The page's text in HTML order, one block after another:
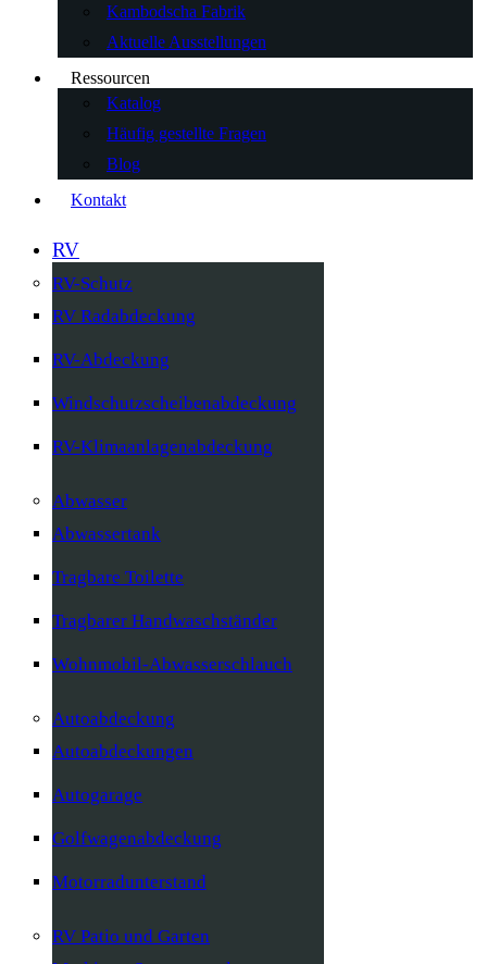
Kambodscha Fabrik
Aktuelle Ausstellungen
Ressourcen
Katalog
Häufig gestellte Fragen
Blog
Kontakt
RV
RV-Schutz
RV Radabdeckung
RV-Abdeckung
Windschutzscheibenabdeckung
RV-Klimaanlagenabdeckung
Abwasser
Abwassertank
Tragbare Toilette
Tragbarer Handwaschständer
Wohnmobil-Abwasserschlauch
Autoabdeckung
Autoabdeckungen
Autogarage
Golfwagenabdeckung
Motorradunterstand
RV Patio und Garten